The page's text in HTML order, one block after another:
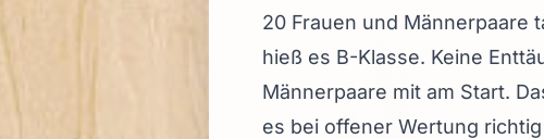
20 Frauen und Männerpaare
hieß es B-Klasse. Keine
Männerpaare mit am Start.
es bei offener Wertung